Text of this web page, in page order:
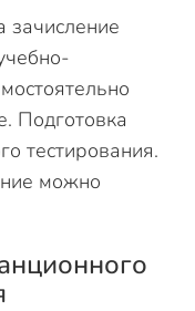
зачисление
Подготовка
тестирования.
можно